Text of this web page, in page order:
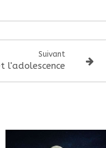
Suivant
l'adolescence